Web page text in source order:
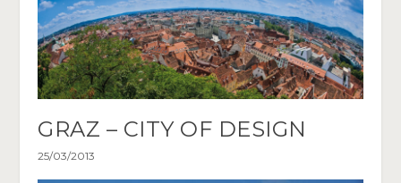
GRAZ – CITY OF DESIGN
25/03/2013